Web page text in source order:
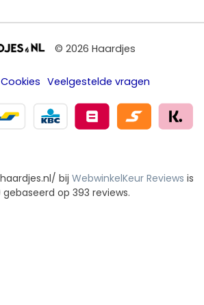
© 2026 Haardjes
Cookies Veelgestelde vragen
bij WebwinkelKeur Reviews is
gebaseerd op 393 reviews.